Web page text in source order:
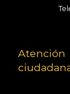
Atención